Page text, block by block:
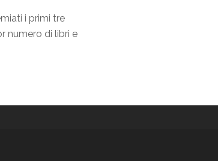
i primi tre
numero di libri e